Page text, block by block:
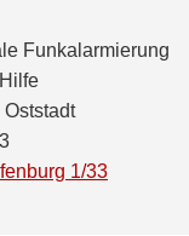
Funkalarmierung
Oststadt
3
1/33